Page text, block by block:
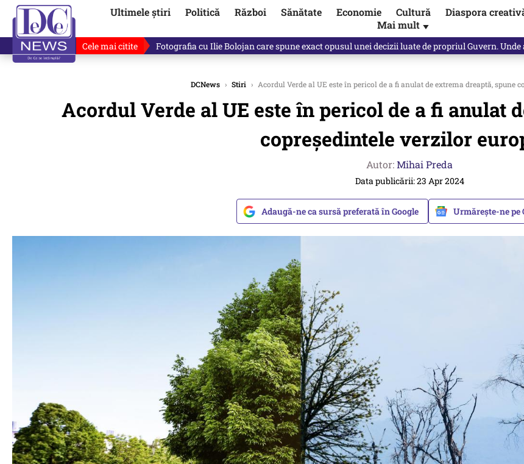
Ultimele știri Politică Război Sănătate Economie Cultură Diaspora
Mai mult ▼
Cele mai citite Lucruri neștiute despre Mihai Vîrdol, dezvăluite de o colegă. Povestea pilotului militar
DCNews › Stiri › Acordul Verde al UE este în pericol de a fi anulat de extrema dreaptă, spune
Acordul Verde al UE este în pericol de a fi anulat
copreședintele verzilor
Autor:Mihai Preda
Data publicării: 23 Apr 2024
Adaugă-ne ca sursă preferată în Google Urmărește-ne pe